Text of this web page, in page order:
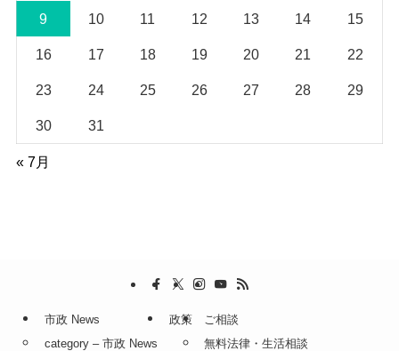
9 10 11 12 13 14 15
16 17 18 19 20 21 22
23 24 25 26 27 28 29
30 31
« 7月
市政 News
category – 市政 News
政策
ご相談
無料法律・生活相談